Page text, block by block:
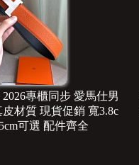
專櫃同步 愛馬仕男
材質 現貨促銷 寬3.8c
可選 配件齊全